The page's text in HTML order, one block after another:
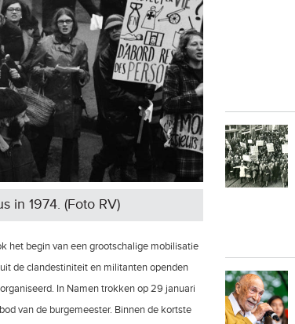
in 1974. (Foto RV)
het begin van een grootschalige mobilisatie
de clandestiniteit en militanten openden
In Namen trokken op 29 januari
van de burgemeester. Binnen de kortste